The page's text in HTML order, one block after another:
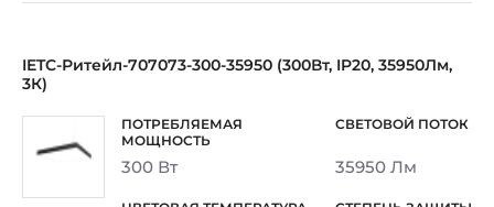
IETC-Ритейл-707073-300-35950 (300Вт, IP20, 35950Лм,
3К)
300 Вт 35950 Лм